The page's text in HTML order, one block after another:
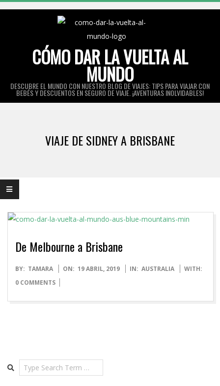
CÓMO DAR LA VUELTA AL
MUNDO
DESCUBRE EL MUNDO CON NUESTRO BLOG DE VIAJES: TIPS PARA VIAJAR CON
BEBÉS Y DESCUENTOS EN SEGURO DE VIAJE. ¡AVENTURAS INOLVIDABLES!
VIAJE DE SIDNEY A BRISBANE
De Melbourne a Brisbane
2019-
04-
BY: TAMARA ON: 19 ABRIL, 2019 IN: AUSTRALIA
WITH:
0 COMMENTS
Search